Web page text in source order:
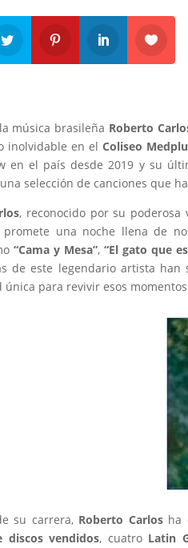
música brasileña Roberto
inolvidable en el Coliseo
en el país desde 2019 y su
selección de canciones que
, reconocido por su
promete una noche llena de
“Cama y Mesa”,“El gato que
de este legendario artista
para revivir esos
su carrera, Roberto Carlosha
discos vendidos, cuatro Latin